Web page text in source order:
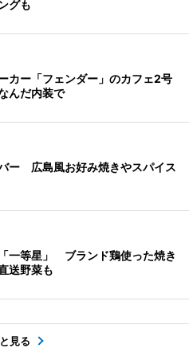
グも
カー「フェンダー」のカフェ2号
んだ内装で
ー 広島風お好み焼きやスパイス
一等星」 ブランド鶏使った焼き
送野菜も
見る